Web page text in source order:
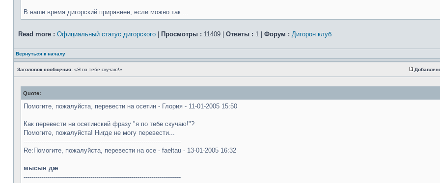
В наше время дигорский приравнен, если можно так ...
Read more : Официальный статус дигорского Просмотры : 11409 | Ответы : 1 | Форум : Дигорон клуб
Вернуться к началу
Заголовок сообщения: «Я по тебе скучаю!»
Quote:
Помогите, пожалуйста, перевести на осетин - Глория - 11-01-2005 15:50
Как перевести на осетинский фразу "я по тебе скучаю!"?
Помогите, пожалуйста! Нигде не могу перевести...
--------------------------------------------------------------------------------
Re:Помогите, пожалуйста, перевести на осе - faeltau - 13-01-2005 16:32
мысын дæ
--------------------------------------------------------------------------------